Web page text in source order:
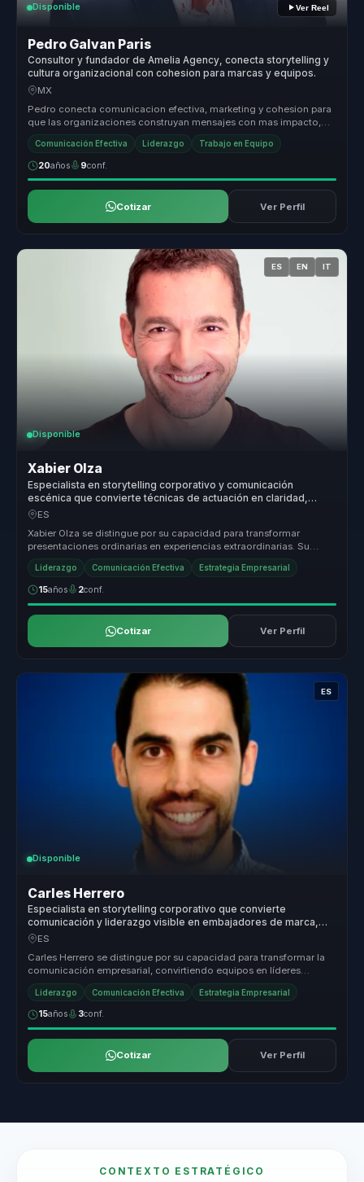
Disponible Ver Reel
Pedro Galvan Paris
Consultor y fundador de Amelia Agency, conecta storytelling y
cultura organizacional con cohesion para marcas y equipos.
MX
Pedro conecta comunicacion efectiva, marketing y cohesion para
que las organizaciones construyan mensajes con mas impacto,
mejor alineaci...
Comunicación Efectiva Liderazgo Trabajo en Equipo
20años 9conf.
Cotizar Ver Perfil
ES EN IT
Disponible
Xabier Olza
Especialista en storytelling corporativo y comunicación
escénica que convierte técnicas de actuación en claridad,
presencia e influencia para líderes.
ES
Xabier Olza se distingue por su capacidad para transformar
presentaciones ordinarias en experiencias extraordinarias. Su
enfoque único, b...
Liderazgo Comunicación Efectiva Estrategia Empresarial
15años 2conf.
Cotizar Ver Perfil
ES
Disponible
Carles Herrero
Especialista en storytelling corporativo que convierte
comunicación y liderazgo visible en embajadores de marca,
influencia y cohesión para equipos.
ES
Carles Herrero se distingue por su capacidad para transformar la
comunicación empresarial, convirtiendo equipos en líderes
seguros y empl...
Liderazgo Comunicación Efectiva Estrategia Empresarial
15años 3conf.
Cotizar Ver Perfil
CONTEXTO ESTRATÉGICO